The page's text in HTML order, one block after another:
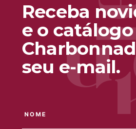
Receba
e o catálogo
seu e-mail.